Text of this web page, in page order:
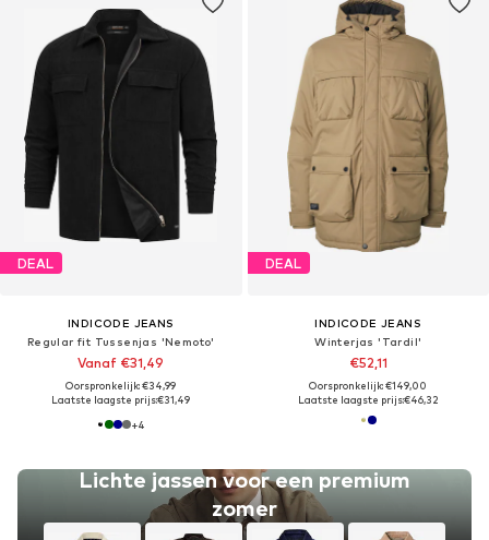
DEAL
INDICODE JEANS
Regular fit Tussenjas 'Nemoto'
Vanaf €31,49
Oorspronkelijk: €34,99
Laatste laagste prijs:€31,49
+4
Lichte jassen voor een premium
zomer
DEAL
INDICODE JEANS
Winterjas 'Tardil'
€52,11
Oorspronkelijk: €149,00
Laatste laagste prijs:€46,32